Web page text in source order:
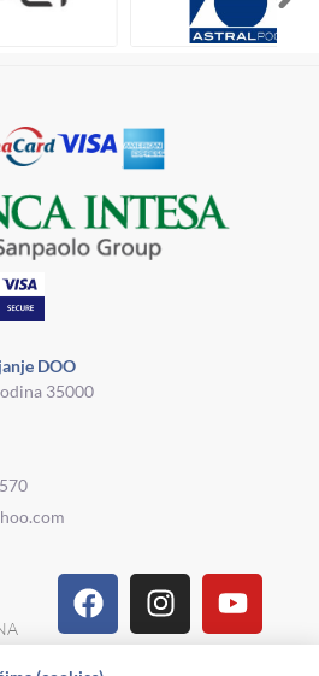
DOO
35000
FacebookInstagram
Linkedin
Viber
TiktokPinterest